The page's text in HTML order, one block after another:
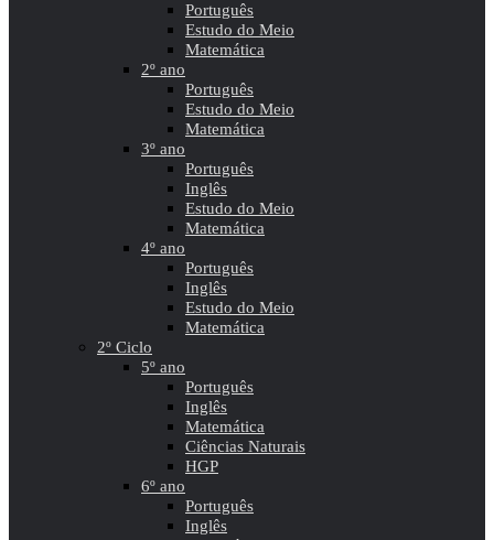
Português
Estudo do Meio
Matemática
2º ano
Português
Estudo do Meio
Matemática
3º ano
Português
Inglês
Estudo do Meio
Matemática
4º ano
Português
Inglês
Estudo do Meio
Matemática
2º Ciclo
5º ano
Português
Inglês
Matemática
Ciências Naturais
HGP
6º ano
Português
Inglês